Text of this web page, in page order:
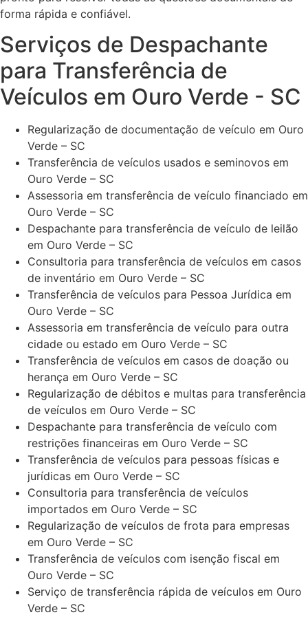
forma rápida e confiável.
Serviços de Despachante
para Transferência de
Veículos em Ouro Verde - SC
Regularização de documentação de veículo em Ouro
Verde – SC
Transferência de veículos usados e seminovos em
Ouro Verde – SC
Assessoria em transferência de veículo financiado em
Ouro Verde – SC
Despachante para transferência de veículo de leilão
em Ouro Verde – SC
Consultoria para transferência de veículos em casos
de inventário em Ouro Verde – SC
Transferência de veículos para Pessoa Jurídica em
Ouro Verde – SC
Assessoria em transferência de veículo para outra
cidade ou estado em Ouro Verde – SC
Transferência de veículos em casos de doação ou
herança em Ouro Verde – SC
Regularização de débitos e multas para transferência
de veículos em Ouro Verde – SC
Despachante para transferência de veículo com
restrições financeiras em Ouro Verde – SC
Transferência de veículos para pessoas físicas e
jurídicas em Ouro Verde – SC
Consultoria para transferência de veículos
importados em Ouro Verde – SC
Regularização de veículos de frota para empresas
em Ouro Verde – SC
Transferência de veículos com isenção fiscal em
Ouro Verde – SC
Serviço de transferência rápida de veículos em Ouro
Verde – SC